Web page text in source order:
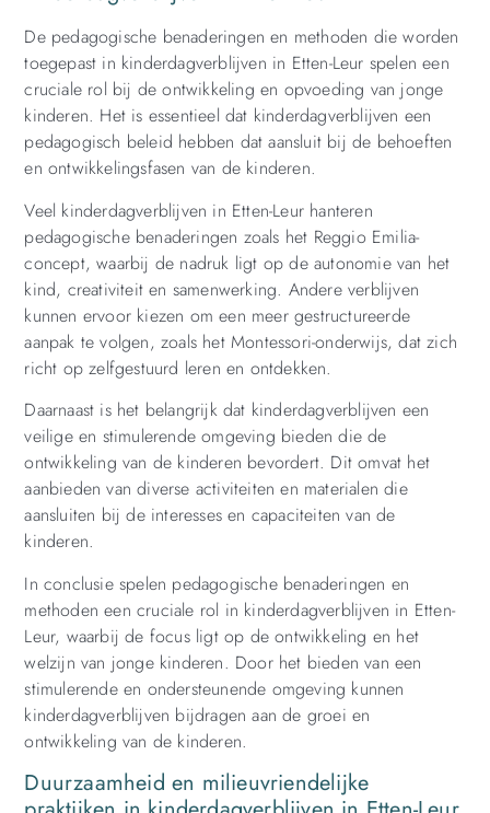
De pedagogische benaderingen en methoden die worden
toegepast in kinderdagverblijven in Etten-Leur spelen een
cruciale rol bij de ontwikkeling en opvoeding van jonge
kinderen. Het is essentieel dat kinderdagverblijven een
pedagogisch beleid hebben dat aansluit bij de behoeften
en ontwikkelingsfasen van de kinderen.
Veel kinderdagverblijven in Etten-Leur hanteren
pedagogische benaderingen zoals het Reggio Emilia-
concept, waarbij de nadruk ligt op de autonomie van het
kind, creativiteit en samenwerking. Andere verblijven
kunnen ervoor kiezen om een meer gestructureerde
aanpak te volgen, zoals het Montessori-onderwijs, dat zich
richt op zelfgestuurd leren en ontdekken.
Daarnaast is het belangrijk dat kinderdagverblijven een
veilige en stimulerende omgeving bieden die de
ontwikkeling van de kinderen bevordert. Dit omvat het
aanbieden van diverse activiteiten en materialen die
aansluiten bij de interesses en capaciteiten van de
kinderen.
In conclusie spelen pedagogische benaderingen en
methoden een cruciale rol in kinderdagverblijven in Etten-
Leur, waarbij de focus ligt op de ontwikkeling en het
welzijn van jonge kinderen. Door het bieden van een
stimulerende en ondersteunende omgeving kunnen
kinderdagverblijven bijdragen aan de groei en
ontwikkeling van de kinderen.
Duurzaamheid en milieuvriendelijke